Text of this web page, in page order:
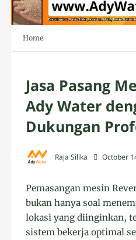
Home
Jasa Pasang
Ady Water
Dukungan
Raja Silika October
Pemasangan mesin
bukan hanya soal
lokasi yang diinginkan,
sistem bekerja optimal